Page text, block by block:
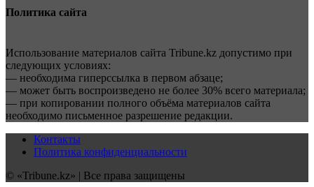
Политика сайта
Использование материалов сайта Tribune.kz допустимо при
следующих условиях:
— необходима гиперссылка в первом абзаце;
— может быть воспроизведено не более 30% всего материала;
— при копировании полного объёма материалов сайта
необходимо письменное разрешение редакции.
Контакты
Политика конфиденциальности
© «Tribune.kz» | Все права защищены